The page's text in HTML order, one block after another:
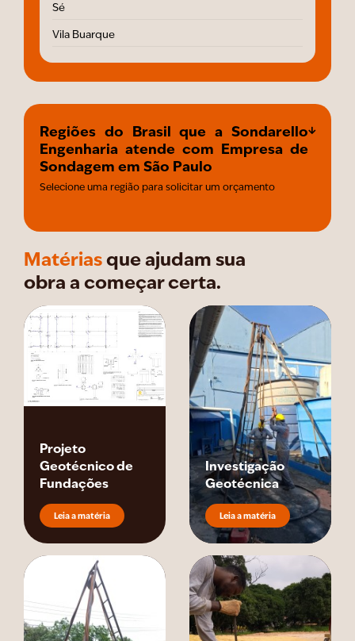
Sé
Vila Buarque
Regiões do Brasil que a Sondarello
Engenharia atende com Empresa de
Sondagem em São Paulo
Selecione uma região para solicitar um orçamento
Matériasque ajudam sua
obra a começar certa.
Projeto
Geotécnico de
Fundações
Leia a matéria
Investigação
Geotécnica
Leia a matéria